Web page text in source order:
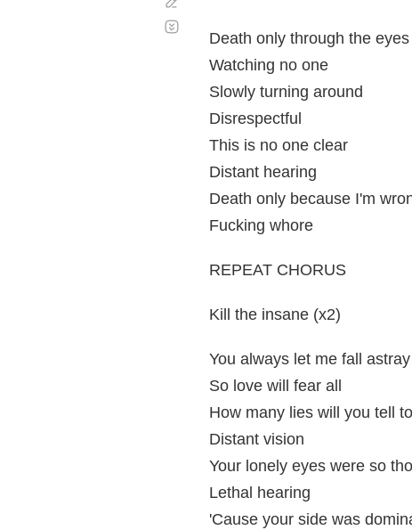
Death only through the
Watching no one
Slowly turning around
Disrespectful
This is no one clear
Distant hearing
Death only because I'm
Fucking whore
REPEAT CHORUS
Kill the insane (x2)
You always let me fall astray
So love will fear all
How many lies will you tell
Distant vision
Your lonely eyes were so
Lethal hearing
'Cause your side was
automático